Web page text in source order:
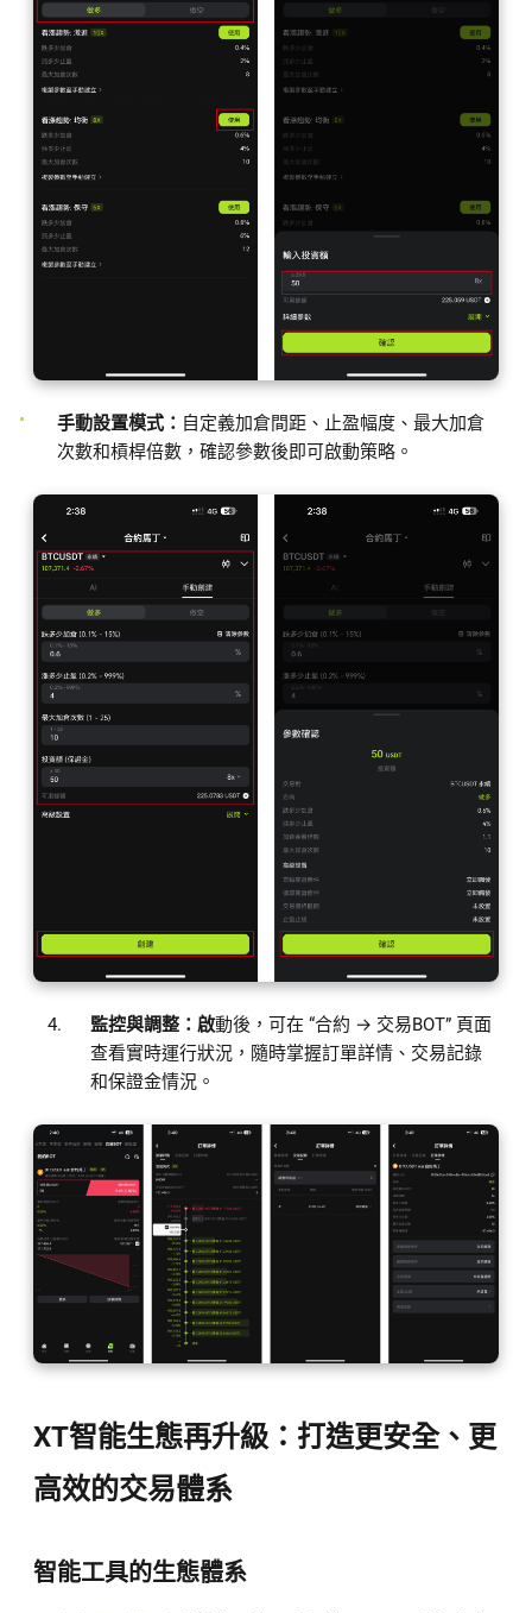
手動設置模式： 自定義加倉間距、止盈幅度、最大加倉
次數和槓桿倍數，確認參數後即可啟動策略。
監控與調整：啟動後，可在 “合約 → 交易BOT” 頁面
查看實時運行狀況，隨時掌握訂單詳情、交易記錄
和保證金情況。
XT智能生態再升級：打造更安全、更
高效的交易體系
智能工具的生態體系